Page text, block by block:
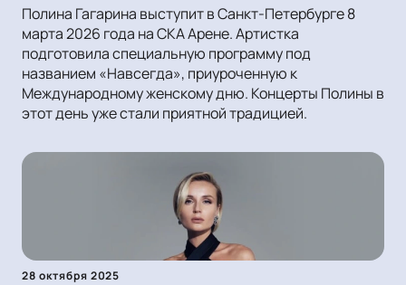
Полина Гагарина выступит в Санкт-Петербурге 8
марта 2026 года на СКА Арене. Артистка
подготовила специальную программу под
названием «Навсегда», приуроченную к
Международному женскому дню. Концерты Полины в
этот день уже стали приятной традицией.
28 октября 2025